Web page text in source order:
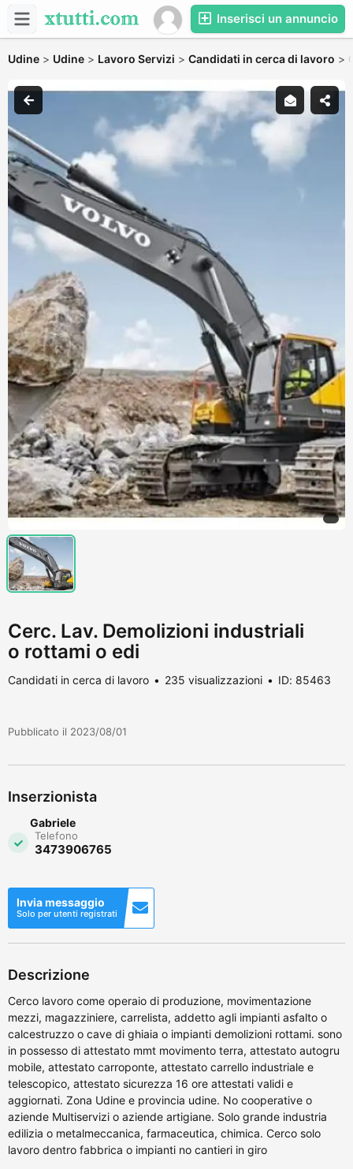
Inserisci un annuncio
Udine > Udine > Lavoro Servizi > Candidati in cerca di lavoro >
Cerc. Lav. Demolizioni industriali
o rottami o edi
Candidati in cerca di lavoro 235 visualizzazioni ID: 85463
Pubblicato il 2023/08/01
Inserzionista
Gabriele
Telefono
3473906765
Invia messaggio
Solo per utenti registrati
Descrizione
Cerco lavoro come operaio di produzione, movimentazione
mezzi, magazziniere, carrelista, addetto agli impianti asfalto o
calcestruzzo o cave di ghiaia o impianti demolizioni rottami. sono
in possesso di attestato mmt movimento terra, attestato autogru
mobile, attestato carroponte, attestato carrello industriale e
telescopico, attestato sicurezza 16 ore attestati validi e
aggiornati. Zona Udine e provincia udine. No cooperative o
aziende Multiservizi o aziende artigiane. Solo grande industria
edilizia o metalmeccanica, farmaceutica, chimica. Cerco solo
lavoro dentro fabbrica o impianti no cantieri in giro